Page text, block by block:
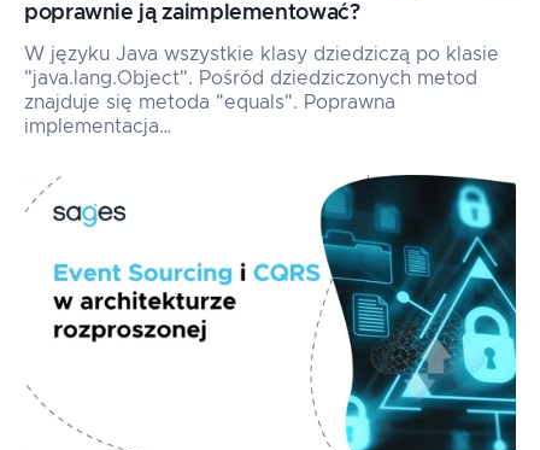
poprawnie ją zaimplementować?
W języku Java wszystkie klasy dziedziczą po klasie
"java.lang.Object". Pośród dziedziczonych metod
znajduje się metoda "equals". Poprawna
implementacja…